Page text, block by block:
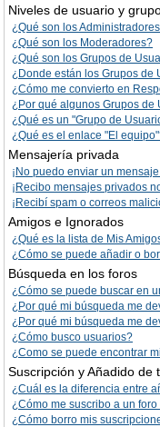
Niveles de usuario y
¿Qué son los
¿Qué son los Moderadores?
¿Qué son los Grupos de
¿Donde están los Grupos de
¿Cómo me convierto en
¿Por qué algunos Grupos de
¿Qué es un "Grupo de
¿Qué es el enlace "El
Mensajería privada
¡No puedo enviar un
¡Recibo mensajes privados
¡Recibí spam o correos
Amigos e Ignorados
¿Qué es la lista de Mis
¿Cómo se puede añadir o
Búsqueda en los foros
¿Cómo se puede buscar en
¿Por qué mi búsqueda me
¿Por qué mi búsqueda me
¿Cómo busco usuarios?
¿Como se puede encontrar
Suscripción y Añadido de
¿Cuál es la diferencia entre
¿Cómo me suscribo a un
¿Cómo borro mis